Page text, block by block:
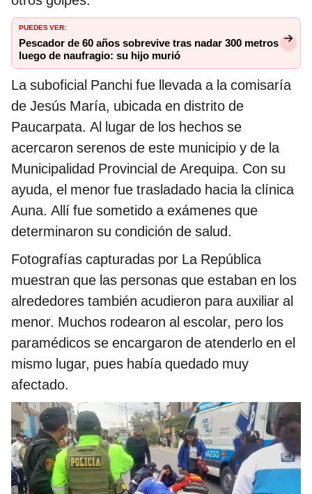
PUEDES VER:
Pescador de 60 años sobrevive tras nadar 300 metros
luego de naufragio: su hijo murió
La suboficial Panchi fue llevada a la comisaría
de Jesús María, ubicada en distrito de
Paucarpata. Al lugar de los hechos se
acercaron serenos de este municipio y de la
Municipalidad Provincial de Arequipa. Con su
ayuda, el menor fue trasladado hacia la clínica
Auna. Allí fue sometido a exámenes que
determinaron su condición de salud.
Fotografías capturadas por La República
muestran que las personas que estaban en los
alrededores también acudieron para auxiliar al
menor. Muchos rodearon al escolar, pero los
paramédicos se encargaron de atenderlo en el
mismo lugar, pues había quedado muy
afectado.